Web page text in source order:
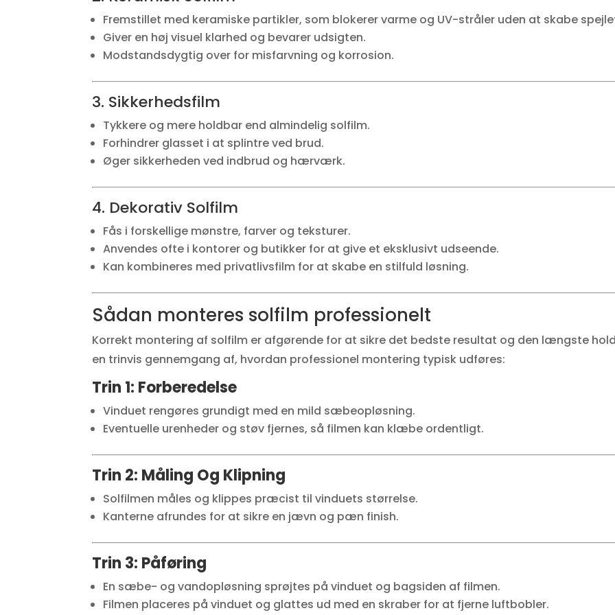
Fremstillet med keramiske partikler, som blokerer varme og UV-stråler uden at skabe
Giver en høj visuel klarhed og bevarer udsigten.
Modstandsdygtig over for misfarvning og korrosion.
3. Sikkerhedsfilm
Tykkere og mere holdbar end almindelig solfilm.
Forhindrer glasset i at splintre ved brud.
Øger sikkerheden ved indbrud og hærværk.
4. Dekorativ Solfilm
Fås i forskellige mønstre, farver og teksturer.
Anvendes ofte i kontorer og butikker for at give et eksklusivt udseende.
Kan kombineres med privatlivsfilm for at skabe en stilfuld løsning.
Sådan monteres solfilm professionelt
Korrekt montering af solfilm er afgørende for at sikre det bedste resultat og den længste
en trinvis gennemgang af, hvordan professionel montering typisk udføres:
Trin 1: Forberedelse
Vinduet rengøres grundigt med en mild sæbeopløsning.
Eventuelle urenheder og støv fjernes, så filmen kan klæbe ordentligt.
Trin 2: Måling Og Klipning
Solfilmen måles og klippes præcist til vinduets størrelse.
Kanterne afrundes for at sikre en jævn og pæn finish.
Trin 3: Påføring
En sæbe- og vandopløsning sprøjtes på vinduet og bagsiden af filmen.
Filmen placeres på vinduet og glattes ud med en skraber for at fjerne luftbobler.